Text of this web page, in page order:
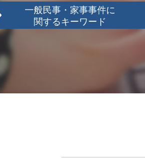
一般民事・家事事件に
関するキーワード
任意後見制度とは
府中市 家事事件
民事信託
武蔵野市 家事事件